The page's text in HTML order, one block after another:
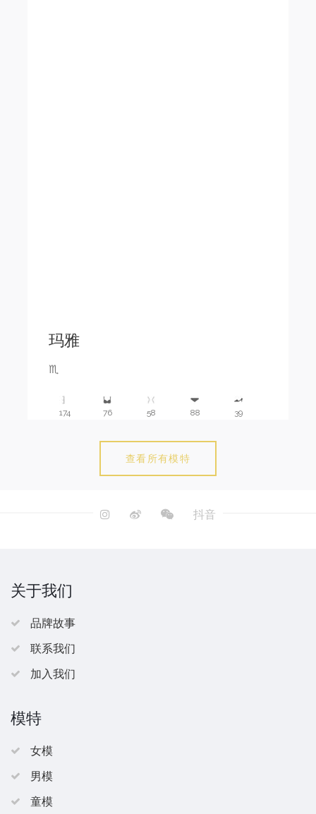
玛雅
♏️
174 76 58 88 39
查看所有模特
抖音
关于我们
品牌故事
联系我们
加入我们
模特
女模
男模
童模